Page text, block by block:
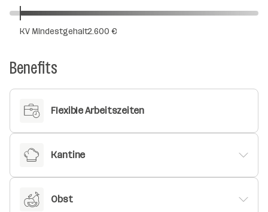
KV Mindestgehalt2.600 €
Benefits
Flexible Arbeitszeiten
Kantine
Obst